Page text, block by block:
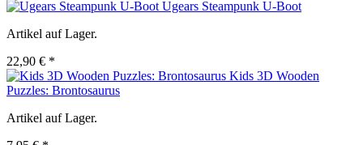
Ugears Steampunk U-Boot
Artikel auf Lager.
22,90 € *
Kids 3D Wooden
Puzzles: Brontosaurus
Artikel auf Lager.